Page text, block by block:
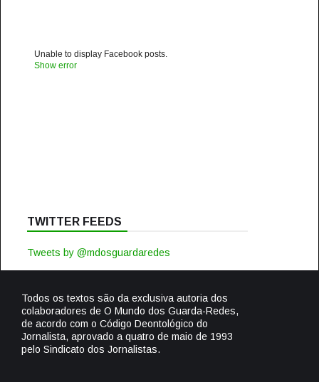
Unable to display Facebook posts.
Show error
TWITTER FEEDS
Tweets by @mdosguardaredes
Todos os textos são da exclusiva autoria dos
colaboradores de O Mundo dos Guarda-Redes,
de acordo com o Código Deontológico do
Jornalista, aprovado a quatro de maio de 1993
pelo Sindicato dos Jornalistas.